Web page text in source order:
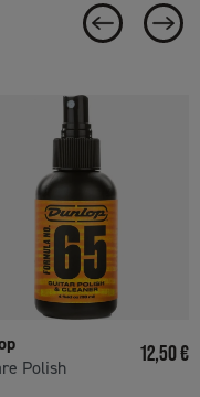
Polish
Prix
12,50 €